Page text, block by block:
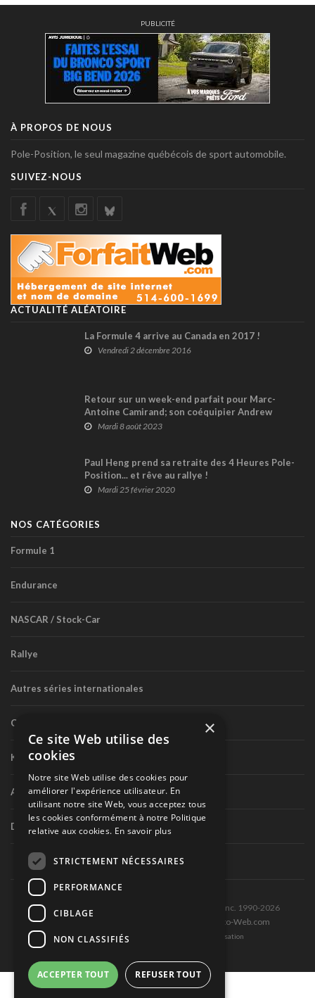
PUBLICITÉ
À PROPOS DE NOUS
Pole-Position, le seul magazine québécois de sport automobile.
SUIVEZ-NOUS
ACTUALITÉ ALÉATOIRE
La Formule 4 arrive au Canada en 2017 !
Vendredi 2 décembre 2016
Retour sur un week-end parfait pour Marc-
Antoine Camirand; son coéquipier Andrew
Ranger encore une fois malchanceux
Mardi 8 août 2023
Paul Heng prend sa retraite des 4 Heures Pole-
Position... et rêve au rallye !
Mardi 25 février 2020
NOS CATÉGORIES
Formule 1
Endurance
NASCAR / Stock-Car
Rallye
Autres séries internationales
Circuit routier canadien
Karting
Autres séries nationales
Divers
Tous droits réservés © Les Éditions Pole-Position inc. 1990-2026
Ce site est produit et hébergé par Montréal-Photo-Web.com
Politique de confidentialité et Conditions d’utilisation
×
Ce site Web utilise des
cookies
Notre site Web utilise des cookies pour
améliorer l'expérience utilisateur. En
utilisant notre site Web, vous acceptez tous
les cookies conformément à notre Politique
relative aux cookies. En savoir plus
STRICTEMENT NÉCESSAIRES
PERFORMANCE
CIBLAGE
NON CLASSIFIÉS
ACCEPTER TOUT REFUSER TOUT